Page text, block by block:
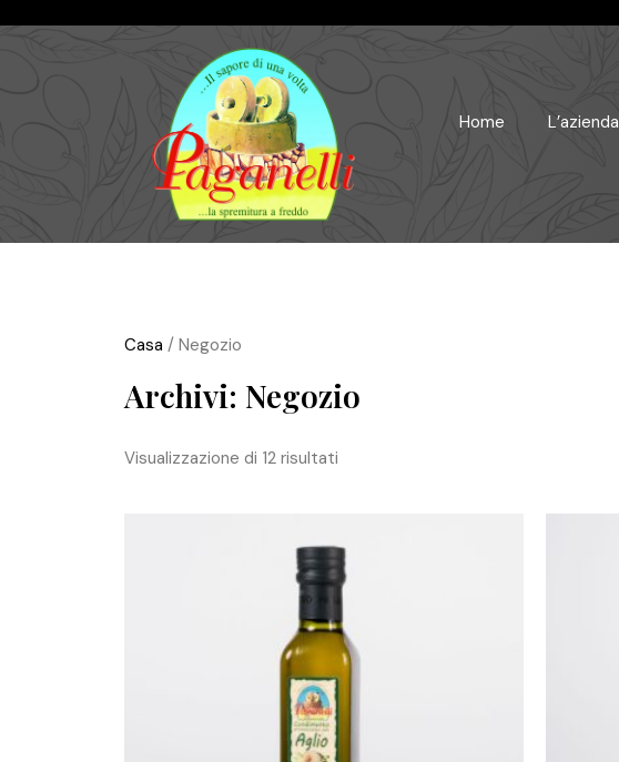
Home L’azienda
Casa / Negozio
Archivi: Negozio
Visualizzazione di 12 risultati